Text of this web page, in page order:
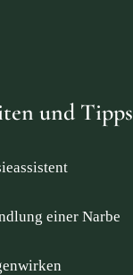
und Tipps
einer Narbe